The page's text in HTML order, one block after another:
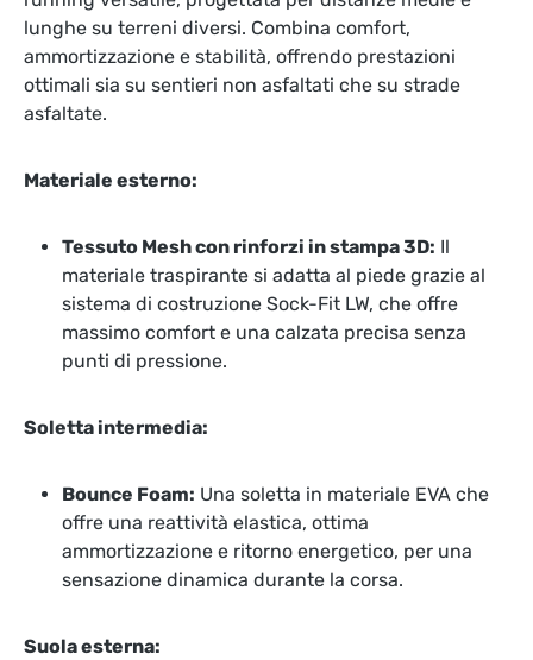
lunghe su terreni diversi. Combina comfort,
ammortizzazione e stabilità, offrendo prestazioni
ottimali sia su sentieri non asfaltati che su strade
asfaltate.
Materiale esterno:
Tessuto Mesh con rinforzi in stampa 3D: Il
materiale traspirante si adatta al piede grazie al
sistema di costruzione Sock-Fit LW, che offre
massimo comfort e una calzata precisa senza
punti di pressione.
Soletta intermedia:
Bounce Foam: Una soletta in materiale EVA che
offre una reattività elastica, ottima
ammortizzazione e ritorno energetico, per una
sensazione dinamica durante la corsa.
Suola esterna: